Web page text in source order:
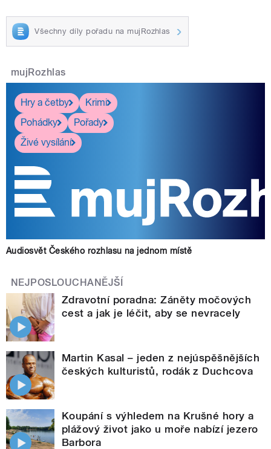
Všechny díly pořadu na mujRozhlas
mujRozhlas
Hry a četby
Krimi
Pohádky
Pořady
Živé vysílání
Audiosvět Českého rozhlasu na jednom místě
NEJPOSLOUCHANĚJŠÍ
Zdravotní poradna: Záněty močových
cest a jak je léčit, aby se nevracely
Martin Kasal – jeden z nejúspěšnějších
českých kulturistů, rodák z Duchcova
Koupání s výhledem na Krušné hory a
plážový život jako u moře nabízí jezero
Barbora